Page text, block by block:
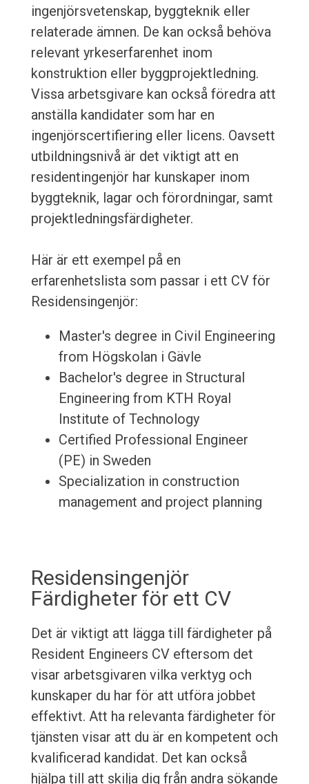
ingenjörsvetenskap, byggteknik eller
relaterade ämnen. De kan också behöva
relevant yrkeserfarenhet inom
konstruktion eller byggprojektledning.
Vissa arbetsgivare kan också föredra att
anställa kandidater som har en
ingenjörscertifiering eller licens. Oavsett
utbildningsnivå är det viktigt att en
residentingenjör har kunskaper inom
byggteknik, lagar och förordningar, samt
projektledningsfärdigheter.
Här är ett exempel på en
erfarenhetslista som passar i ett CV för
Residensingenjör:
Master's degree in Civil Engineering
from Högskolan i Gävle
Bachelor's degree in Structural
Engineering from KTH Royal
Institute of Technology
Certified Professional Engineer
(PE) in Sweden
Specialization in construction
management and project planning
Residensingenjör
Färdigheter för ett CV
Det är viktigt att lägga till färdigheter på
Resident Engineers CV eftersom det
visar arbetsgivaren vilka verktyg och
kunskaper du har för att utföra jobbet
effektivt. Att ha relevanta färdigheter för
tjänsten visar att du är en kompetent och
kvalificerad kandidat. Det kan också
hjälpa till att skilja dig från andra sökande